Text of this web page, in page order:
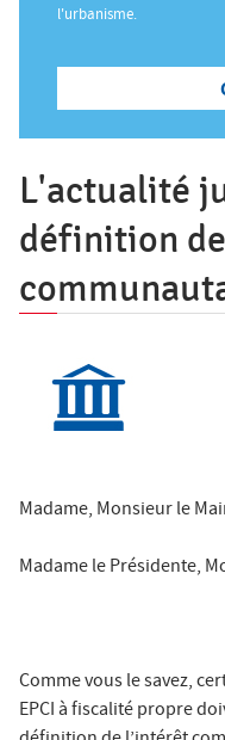
i
c
l'urbanisme.
L'actualité
définition
Madame, Monsieur le
Madame le Présidente,
Comme vous le savez,
EPCI à fiscalité propre